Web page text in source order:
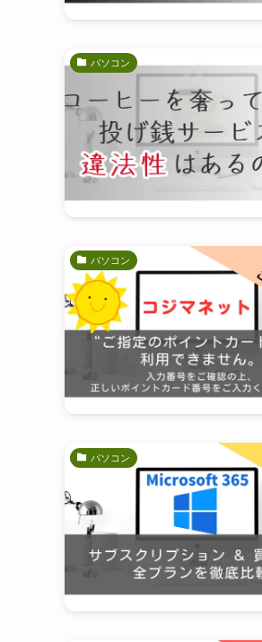
パソコン
パソコン
パソコン